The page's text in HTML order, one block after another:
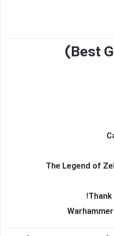
The Legend of
Thank